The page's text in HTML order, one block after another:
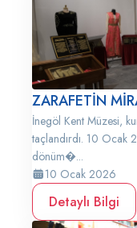
ZARAFETİN
İnegöl Kent Müzesi,
taçlandırdı. 10 Ocak
dönüm�...
10 Ocak 2026
Detaylı Bilgi